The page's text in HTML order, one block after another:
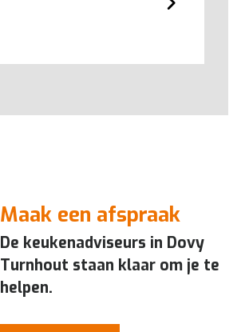
Maak een afspraak
De keukenadviseurs in Dovy
Turnhout staan klaar om je te
helpen.